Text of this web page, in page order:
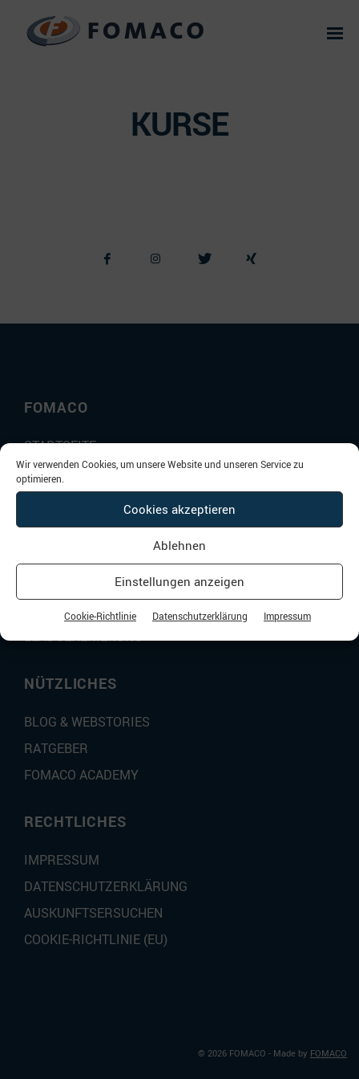
Wir verwenden Cookies, um unsere Website und unseren Service zu
optimieren.
Cookies akzeptieren
Ablehnen
Einstellungen anzeigen
Cookie-Richtlinie Datenschutzerklärung Impressum
KURSE
FOMACO
STARTSEITE
REFERENZEN
DAS MACHEN WIR
DIGITALE GESCHÄFTSMODELLE
CONTENT MARKETING
LEADGENERIERUNG
NÜTZLICHES
BLOG & WEBSTORIES
RATGEBER
FOMACO ACADEMY
RECHTLICHES
IMPRESSUM
DATENSCHUTZERKLÄRUNG
AUSKUNFTSERSUCHEN
COOKIE-RICHTLINIE (EU)
© 2026 FOMACO - Made by FOMACO